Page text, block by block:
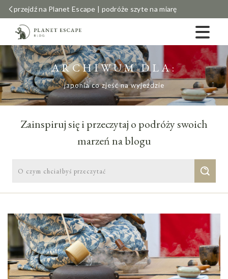
przejdź na Planet Escape | podróże szyte na miarę
ARCHIWUM DLA:
japonia co zjeść na wyjeździe
Zainspiruj się i przeczytaj o podróży swoich
marzeń na blogu